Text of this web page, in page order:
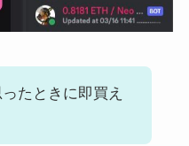
たときに即買え